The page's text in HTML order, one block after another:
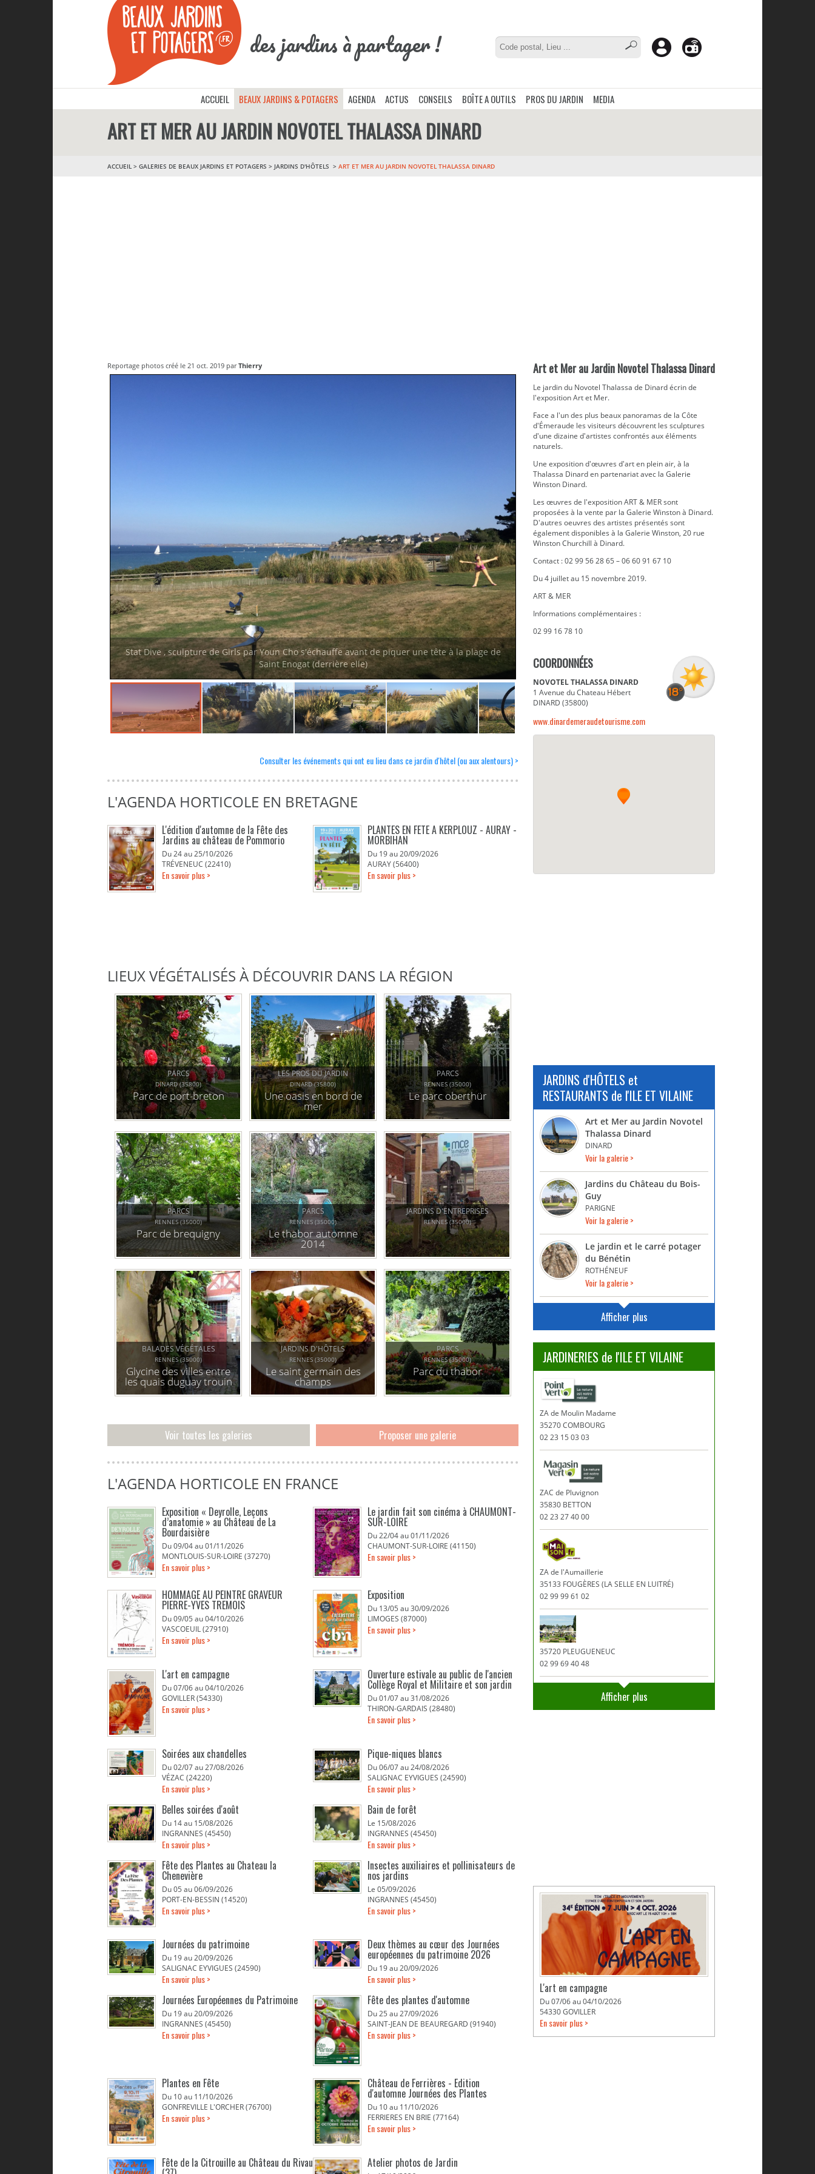
des jardins à partager !
ACCUEIL BEAUX JARDINS & POTAGERS AGENDA ACTUS CONSEILS BOÎTE A OUTILS PROS DU JARDIN MEDIA
ART ET MER AU JARDIN NOVOTEL THALASSA DINARD
ACCUEIL > GALERIES DE BEAUX JARDINS ET POTAGERS > JARDINS D'HÔTELS ART ET MER AU JARDIN NOVOTEL THALASSA DINARD
Reportage photos créé le 21 oct. 2019 parThierry
Stat Dive , sculpture de Girls par Youn Cho s'échauffe avant de piquer une tête à la plage de
Saint Enogat (derrière elle)
Tel le pont supérieur d'un paquebot, l'hôtel Novotel à
Art et Mer au Jardin Novotel Thalassa Dinard
Le jardin du Novotel Thalassa de Dinard écrin de
l'exposition Art et Mer.
Face a l'un des plus beaux panoramas de la Côte
d'Émeraude les visiteurs découvrent les sculptures
d'une dizaine d'artistes confrontés aux éléments
naturels.
Une exposition d'œuvres d'art en plein air, à la
Thalassa Dinard en partenariat avec la Galerie
Winston Dinard.
Les œuvres de l'exposition ART & MER sont
proposées à la vente par la Galerie Winston à Dinard.
D'autres oeuvres des artistes présentés sont
également disponibles à la Galerie Winston, 20 rue
Winston Churchill à Dinard.
Contact : 02 99 56 28 65 – 06 60 91 67 10
Du 4 juillet au 15 novembre 2019.
ART & MER
Informations complémentaires :
02 99 16 78 10
COORDONNÉES
NOVOTEL THALASSA DINARD
1 Avenue du Chateau Hébert
DINARD (35800)
www.dinardemeraudetourisme.com
Consulter les événements qui ont eu lieu dans ce jardin d'hôtel (ou aux alentours) >
L'AGENDA HORTICOLE EN BRETAGNE
L'édition d'automne de la Fête des
Jardins au château de Pommorio
Du 24 au 25/10/2026
TRÉVENEUC (22410)
En savoir plus >
PLANTES EN FETE A KERPLOUZ - AURAY -
MORBIHAN
Du 19 au 20/09/2026
AURAY (56400)
En savoir plus >
LIEUX VÉGÉTALISÉS À DÉCOUVRIR DANS LA RÉGION
PARCS
DINARD (35800)
Parc de port-breton
LES PROS DU JARDIN
DINARD (35800)
Une oasis en bord de
mer
PARCS
RENNES (35000)
Le parc oberthür
PARCS
RENNES (35000)
Parc de brequigny
PARCS
RENNES (35000)
Le thabor automne
2014
JARDINS D'ENTREPRISES
RENNES (35000)
BALADES VÉGÉTALES
RENNES (35000)
Glycine des villes entre
les quais duguay trouin
et la place des lices
JARDINS D'HÔTELS
RENNES (35000)
Le saint germain des
champs
PARCS
RENNES (35000)
Parc du thabor
Voir toutes les galeries Proposer une galerie
L'AGENDA HORTICOLE EN FRANCE
Exposition « Deyrolle, Leçons
d’anatomie » au Château de La
Bourdaisière
Du 09/04 au 01/11/2026
MONTLOUIS-SUR-LOIRE (37270)
En savoir plus >
Le jardin fait son cinéma à CHAUMONT-
SUR-LOIRE
Du 22/04 au 01/11/2026
CHAUMONT-SUR-LOIRE (41150)
En savoir plus >
HOMMAGE AU PEINTRE GRAVEUR
PIERRE-YVES TREMOIS
Du 09/05 au 04/10/2026
VASCOEUIL (27910)
En savoir plus >
Exposition
Du 13/05 au 30/09/2026
LIMOGES (87000)
En savoir plus >
L'art en campagne
Du 07/06 au 04/10/2026
GOVILLER (54330)
En savoir plus >
Ouverture estivale au public de l'ancien
Collège Royal et Militaire et son jardin
Du 01/07 au 31/08/2026
THIRON-GARDAIS (28480)
En savoir plus >
Soirées aux chandelles
Du 02/07 au 27/08/2026
VÉZAC (24220)
En savoir plus >
Pique-niques blancs
Du 06/07 au 24/08/2026
SALIGNAC EYVIGUES (24590)
En savoir plus >
Belles soirées d'août
Du 14 au 15/08/2026
INGRANNES (45450)
En savoir plus >
Bain de forêt
Le 15/08/2026
INGRANNES (45450)
En savoir plus >
Fête des Plantes au Chateau la
Chenevière
Du 05 au 06/09/2026
PORT-EN-BESSIN (14520)
En savoir plus >
Insectes auxiliaires et pollinisateurs de
nos jardins
Le 05/09/2026
INGRANNES (45450)
En savoir plus >
Journées du patrimoine
Du 19 au 20/09/2026
SALIGNAC EYVIGUES (24590)
En savoir plus >
Deux thèmes au cœur des Journées
européennes du patrimoine 2026
Du 19 au 20/09/2026
En savoir plus >
Journées Européennes du Patrimoine
Du 19 au 20/09/2026
INGRANNES (45450)
En savoir plus >
Fête des plantes d'automne
Du 25 au 27/09/2026
SAINT-JEAN DE BEAUREGARD (91940)
En savoir plus >
Plantes en Fête
Du 10 au 11/10/2026
GONFREVILLE L'ORCHER (76700)
En savoir plus >
Château de Ferrières - Edition
d'automne Journées des Plantes
Du 10 au 11/10/2026
FERRIERES EN BRIE (77164)
En savoir plus >
Fête de la Citrouille au Château du Rivau Atelier photos de Jardin
JARDINS d'HÔTELS et
RESTAURANTS de l'ILE ET VILAINE
Art et Mer au Jardin Novotel
Thalassa Dinard
DINARD
Voir la galerie >
Jardins du Château du Bois-
Guy
PARIGNE
Voir la galerie >
Le jardin et le carré potager
du Bénétin
ROTHÉNEUF
Voir la galerie >
Afficher plus
JARDINERIES de l'ILE ET VILAINE
ZA de Moulin Madame
35270 COMBOURG
02 23 15 03 03
ZAC de Pluvignon
35830 BETTON
02 23 27 40 00
ZA de l'Aumaillerie
35133 FOUGÈRES (LA SELLE EN LUITRÉ)
02 99 99 61 02
35720 PLEUGUENEUC
02 99 69 40 48
Afficher plus
L'art en campagne
Du 07/06 au 04/10/2026
54330 GOVILLER
En savoir plus >